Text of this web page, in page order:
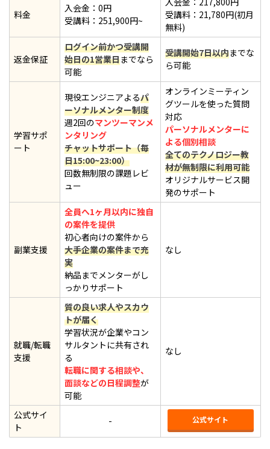
料金
入会金：0円
受講料：251,900円~
受講料：21,780円(初月
無料)
返金保証
ログイン前かつ受講開
始日の1営業日までなら
可能
受講開始7日以内までな
ら可能
学習サポ
ート
現役エンジニアよるパ
ーソナルメンター制度
週2回のマンツーマンメ
ンタリング
チャットサポート（毎
日15:00~23:00）
回数無制限の課題レビ
ュー
オンラインミーティン
グツールを使った質問
対応
パーソナルメンターに
よる個別相談
全てのテクノロジー教
材が無制限に利用可能
オリジナルサービス開
発のサポート
副業支援
全員へ1ヶ月以内に独自
の案件を提供
初心者向けの案件から
大手企業の案件まで充
実
納品までメンターがし
っかりサポート
なし
就職/転職
支援
質の良い求人やスカウ
トが届く
学習状況が企業やコン
サルタントに共有され
る
転職に関する相談や、
面談などの日程調整が
可能
なし
公式サイ
ト
- 公式サイト